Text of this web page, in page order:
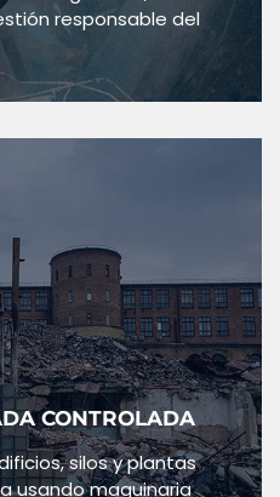
responsable del
CONTROLADA
silos y plantas
usando maquinaria